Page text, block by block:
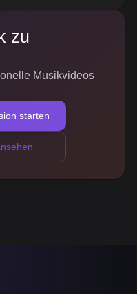
zu
Musikvideos
starten